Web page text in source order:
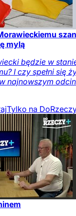
mylą
będzie w
I czy spełni się
najnowszym
Tylko na